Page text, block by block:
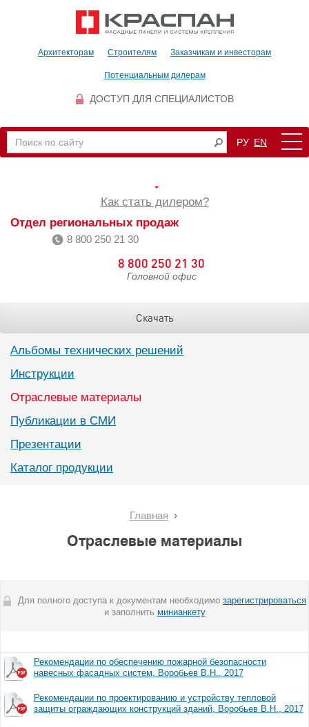
Архитекторам Строителям Заказчикам и инвесторам
Потенциальным дилерам
ДОСТУП ДЛЯ СПЕЦИАЛИСТОВ
РУ EN
Как стать дилером?
Отдел региональных продаж
8 800 250 21 30
8 800 250 21 30
Головной офис
Скачать
Альбомы технических решений
Инструкции
Отраслевые материалы
Публикации в СМИ
Презентации
Каталог продукции
Главная
Отраслевые материалы
Для полного доступа к документам необходимо зарегистрироваться
и заполнить минианкету
Рекомендации по обеспечению пожарной безопасности
навесных фасадных систем, Воробьев В.Н., 2017
Рекомендации по проектированию и устройству тепловой
защиты ограждающих конструкций зданий, Воробьев В.Н., 2017